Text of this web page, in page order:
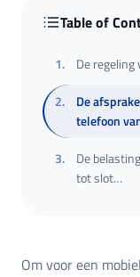
Table of
1.
De
2.
De
telefoon
3.
De
tot slot…
Om voor een